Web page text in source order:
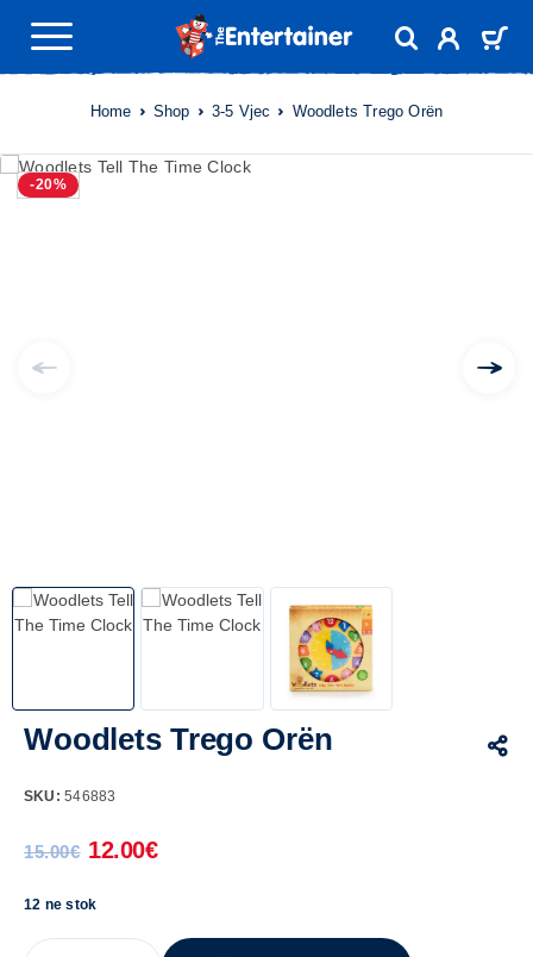
Home Shop 3-5 Vjec Woodlets Trego Orën
-20%
Woodlets Trego Orën
SKU:546883
15.00€ 12.00€
12 ne stok